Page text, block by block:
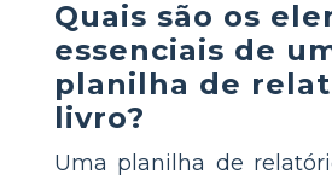
Quais são os
essenciais de
planilha de
livro?
Uma planilha de